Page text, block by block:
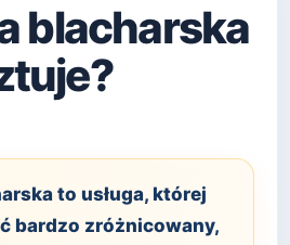
blacharska
to usługa, której
bardzo zróżnicowany,